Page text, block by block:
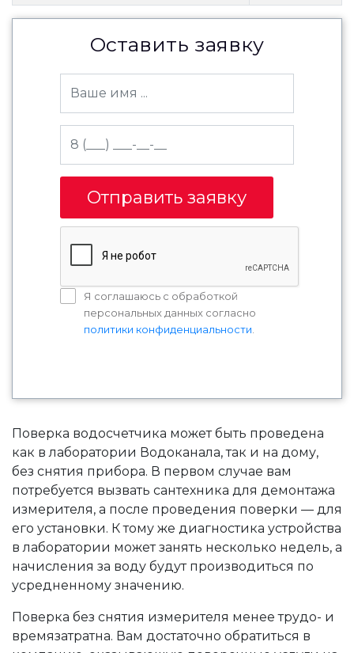
Оставить заявку
Отправить заявку
Я соглашаюсь с обработкой
персональных данных согласно
политики конфиденциальности
Поверка водосчетчика может быть проведена
как в лаборатории Водоканала, так и на дому,
без снятия прибора. В первом случае вам
потребуется вызвать сантехника для демонтажа
измерителя, а после проведения поверки — для
его установки. К тому же диагностика устройства
в лаборатории может занять несколько недель, а
начисления за воду будут производиться по
усредненному значению.
Поверка без снятия измерителя менее трудо- и
времязатратна. Вам достаточно обратиться в